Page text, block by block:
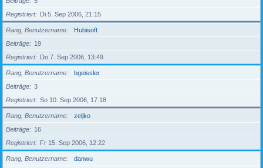
Registriert
Di 5. Sep 2006, 21:15
Rang, Benutzername
Hubisoft
Beiträge
19
Registriert
Do 7. Sep 2006, 13:49
Rang, Benutzername
bgeissler
Beiträge
3
Registriert
So 10. Sep 2006, 17:18
Rang, Benutzername
zeljko
Beiträge
16
Registriert
Fr 15. Sep 2006, 12:22
Rang, Benutzername
danwu